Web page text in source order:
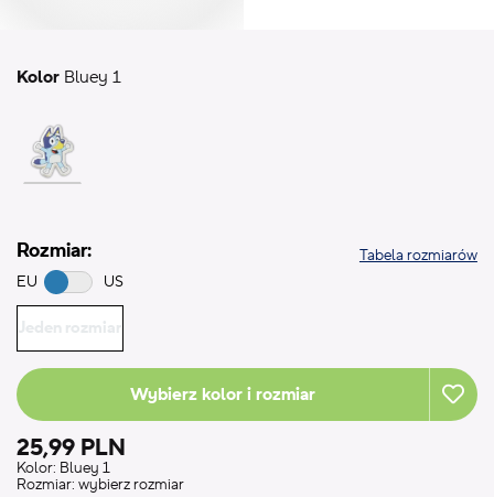
Kolor Bluey 1
Rozmiar:
EU US
Tabela rozmiarów
Jeden rozmiar
Wybierz kolor i rozmiar
25,99 PLN
Kolor: Bluey 1
Rozmiar: wybierz rozmiar